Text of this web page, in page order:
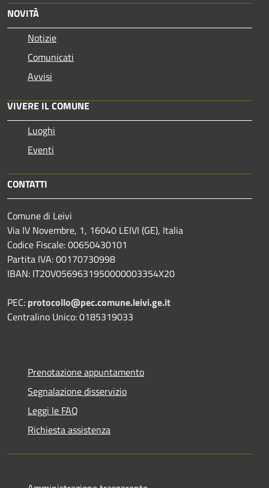
NOVITÀ
Notizie
Comunicati
Avvisi
VIVERE IL COMUNE
Luoghi
Eventi
CONTATTI
Comune di Leivi
Via IV Novembre, 1, 16040 LEIVI (GE), Italia
Codice Fiscale: 00650430101
Partita IVA: 00170730998
IBAN: IT20V0569631950000003354X20
PEC: protocollo@pec.comune.leivi.ge.it
Centralino Unico: 0185319033
Prenotazione appuntamento
Segnalazione disservizio
Leggi le FAQ
Richiesta assistenza